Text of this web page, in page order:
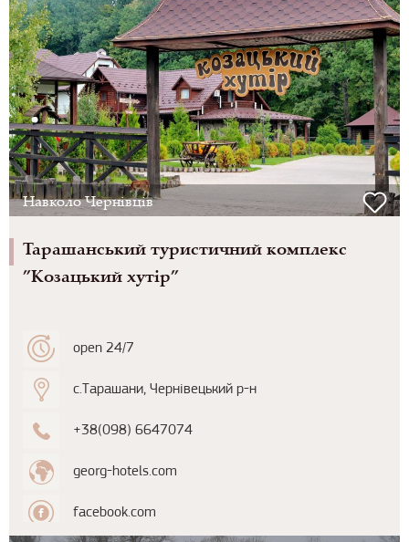
Навколо Чернівців
Тарашанський туристичний комплекс
”Козацький хутір”
open 24/7
с.Тарашани, Чернівецький р-н
+38(098) 6647074
georg-hotels.com
facebook.com